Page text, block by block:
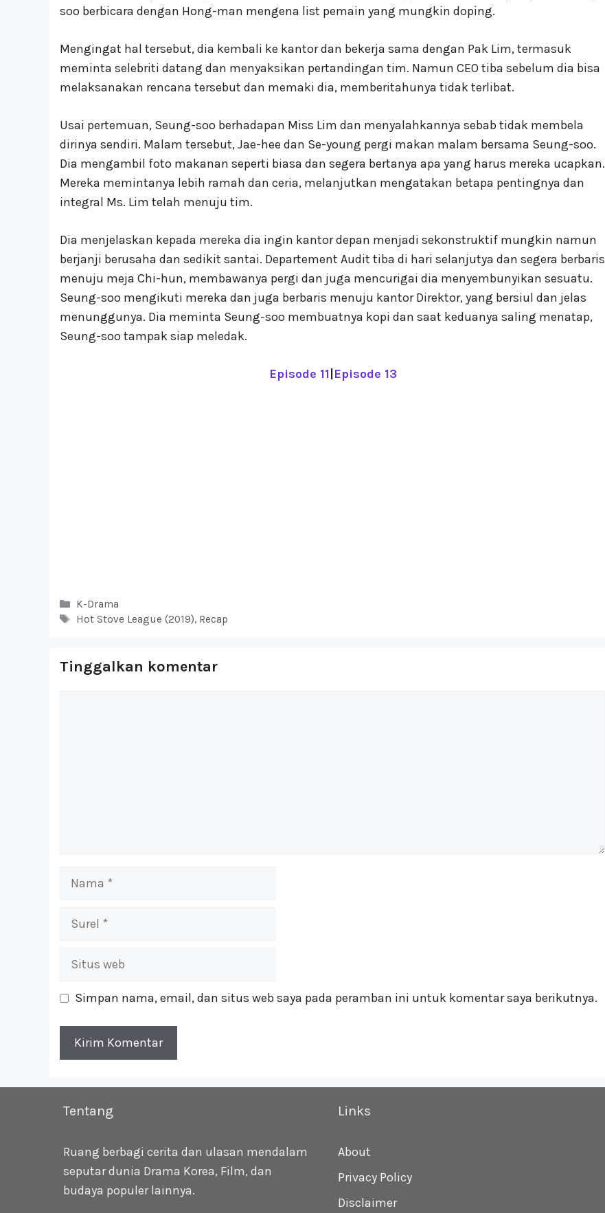
soo berbicara dengan Hong-man mengena list pemain yang mungkin doping.
Mengingat hal tersebut, dia kembali ke kantor dan bekerja sama dengan Pak Lim, termasuk
meminta selebriti datang dan menyaksikan pertandingan tim. Namun CEO tiba sebelum dia bisa
melaksanakan rencana tersebut dan memaki dia, memberitahunya tidak terlibat.
Usai pertemuan, Seung-soo berhadapan Miss Lim dan menyalahkannya sebab tidak membela
dirinya sendiri. Malam tersebut, Jae-hee dan Se-young pergi makan malam bersama Seung-soo.
Dia mengambil foto makanan seperti biasa dan segera bertanya apa yang harus mereka ucapkan.
Mereka memintanya lebih ramah dan ceria, melanjutkan mengatakan betapa pentingnya dan
integral Ms. Lim telah menuju tim.
Dia menjelaskan kepada mereka dia ingin kantor depan menjadi sekonstruktif mungkin namun
berjanji berusaha dan sedikit santai. Departement Audit tiba di hari selanjutya dan segera berbaris
menuju meja Chi-hun, membawanya pergi dan juga mencurigai dia menyembunyikan sesuatu.
Seung-soo mengikuti mereka dan juga berbaris menuju kantor Direktor, yang bersiul dan jelas
menunggunya. Dia meminta Seung-soo membuatnya kopi dan saat keduanya saling menatap,
Seung-soo tampak siap meledak.
Episode 11|Episode 13
Kategori
K-Drama
Tag
Hot Stove League (2019), Recap
Tinggalkan komentar
Nama
Surel
Situs
Simpan nama, email, dan situs web saya pada peramban ini untuk komentar saya berikutnya.
Tentang
Ruang berbagi cerita dan ulasan mendalam
seputar dunia Drama Korea, Film, dan
budaya populer lainnya.
Links
About
Privacy Policy
Disclaimer